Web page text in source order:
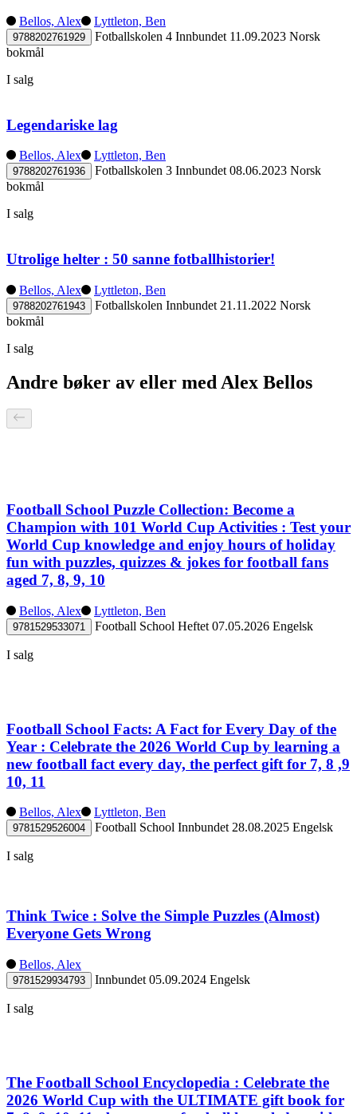
Bellos, Alex Lyttleton, Ben
9788202761929 Fotballskolen 4 Innbundet 11.09.2023 Norsk
bokmål
I salg
Legendariske lag
Bellos, Alex Lyttleton, Ben
9788202761936 Fotballskolen 3 Innbundet 08.06.2023 Norsk
bokmål
I salg
Utrolige helter : 50 sanne fotballhistorier!
Bellos, Alex Lyttleton, Ben
9788202761943 Fotballskolen Innbundet 21.11.2022 Norsk
bokmål
I salg
Andre bøker av eller med Alex Bellos
Football School Puzzle Collection: Become a
Champion with 101 World Cup Activities : Test your
World Cup knowledge and enjoy hours of holiday
fun with puzzles, quizzes & jokes for football fans
aged 7, 8, 9, 10
Bellos, Alex Lyttleton, Ben
9781529533071 Football School Heftet 07.05.2026 Engelsk
I salg
Football School Facts: A Fact for Every Day of the
Year : Celebrate the 2026 World Cup by learning a
new football fact every day, the perfect gift for 7, 8 ,9
10, 11
Bellos, Alex Lyttleton, Ben
9781529526004 Football School Innbundet 28.08.2025 Engelsk
I salg
Think Twice : Solve the Simple Puzzles (Almost)
Everyone Gets Wrong
Bellos, Alex
9781529934793 Innbundet 05.09.2024 Engelsk
I salg
The Football School Encyclopedia : Celebrate the
2026 World Cup with the ULTIMATE gift book for